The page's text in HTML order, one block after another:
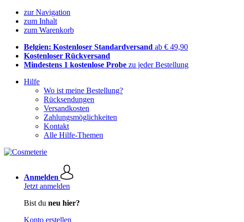
zur Navigation
zum Inhalt
zum Warenkorb
Belgien: Kostenloser Standardversand ab € 49,90
Kostenloser Rückversand
Mindestens 1 kostenlose Probe zu jeder Bestellung
Hilfe
Wo ist meine Bestellung?
Rücksendungen
Versandkosten
Zahlungsmöglichkeiten
Kontakt
Alle Hilfe-Themen
Anmelden
Jetzt anmelden
Bist du neu hier?
Konto erstellen